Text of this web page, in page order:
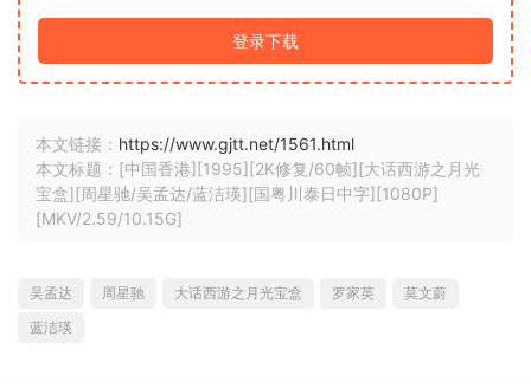
登录下载
本文链接： https://www.gjtt.net/1561.html
本文标题：[中国香港][1995][2K修复/60帧][大话西游之月光
宝盒][周星驰/吴孟达/蓝洁瑛][国粤川泰日中字][1080P]
[MKV/2.59/10.15G]
吴孟达 周星驰 大话西游之月光宝盒 罗家英
莫文蔚
蓝洁瑛